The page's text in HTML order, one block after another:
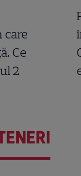
care
Ce
2